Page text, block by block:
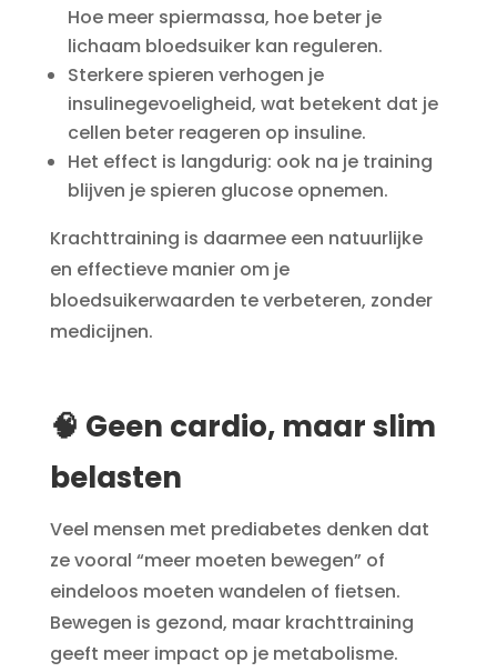
Hoe meer spiermassa, hoe beter je
lichaam bloedsuiker kan reguleren.
Sterkere spieren verhogen je
insulinegevoeligheid, wat betekent dat je
cellen beter reageren op insuline.
Het effect is langdurig: ook na je training
blijven je spieren glucose opnemen.
Krachttraining is daarmee een natuurlijke
en effectieve manier om je
bloedsuikerwaarden te verbeteren, zonder
medicijnen.
🧠 Geen cardio, maar slim
belasten
Veel mensen met prediabetes denken dat
ze vooral “meer moeten bewegen” of
eindeloos moeten wandelen of fietsen.
Bewegen is gezond, maar krachttraining
geeft meer impact op je metabolisme.